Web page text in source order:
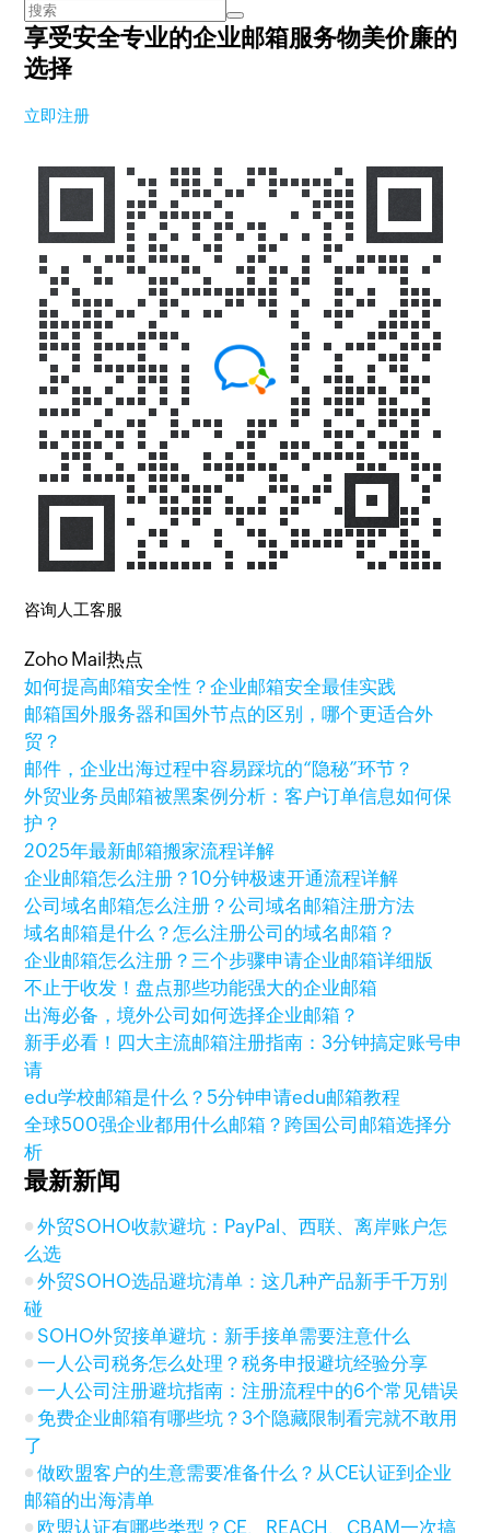
享受安全专业的企业邮箱服务物美价廉的
选择
立即注册
咨询人工客服
Zoho Mail热点
如何提高邮箱安全性？企业邮箱安全最佳实践
邮箱国外服务器和国外节点的区别，哪个更适合外
贸？
邮件，企业出海过程中容易踩坑的“隐秘”环节？
外贸业务员邮箱被黑案例分析：客户订单信息如何保
护？
2025年最新邮箱搬家流程详解
企业邮箱怎么注册？10分钟极速开通流程详解
公司域名邮箱怎么注册？公司域名邮箱注册方法
域名邮箱是什么？怎么注册公司的域名邮箱？
企业邮箱怎么注册？三个步骤申请企业邮箱详细版
不止于收发！盘点那些功能强大的企业邮箱
出海必备，境外公司如何选择企业邮箱？
新手必看！四大主流邮箱注册指南：3分钟搞定账号申
请
edu学校邮箱是什么？5分钟申请edu邮箱教程
全球500强企业都用什么邮箱？跨国公司邮箱选择分
析
最新新闻
外贸SOHO收款避坑：PayPal、西联、离岸账户怎
么选
外贸SOHO选品避坑清单：这几种产品新手千万别
碰
SOHO外贸接单避坑：新手接单需要注意什么
一人公司税务怎么处理？税务申报避坑经验分享
一人公司注册避坑指南：注册流程中的6个常见错误
免费企业邮箱有哪些坑？3个隐藏限制看完就不敢用
了
做欧盟客户的生意需要准备什么？从CE认证到企业
邮箱的出海清单
欧盟认证有哪些类型？CE、REACH、CBAM一次搞